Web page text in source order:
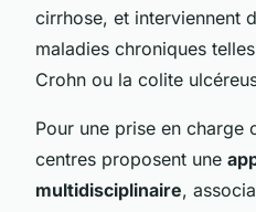
cirrhose, et interviennent
maladies chroniques
Crohn ou la colite
Pour une prise en charge
centres proposent une
multidisciplinaire,